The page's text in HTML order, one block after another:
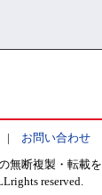
| お問い合わせ
断複製・転載を
reserved.